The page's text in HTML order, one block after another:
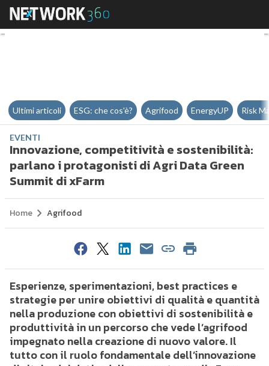
Innovazione, competitività e
Ultimi articoli ESG: che cos'è? Agrifood EnergyUP Risk
EVENTI
Innovazione, competitività e sostenibilità:
parlano i protagonisti di Agri Data Green
Summit di xFarm
Home Agrifood
Esperienze, sperimentazioni, best practices e
strategie per unire obiettivi di qualità e quantità
nella produzione con obiettivi di sostenibilità e
produttività in un percorso che vede l’agrifood
impegnato nella creazione di nuovo valore. Il
tutto con il ruolo fondamentale dell’innovazione